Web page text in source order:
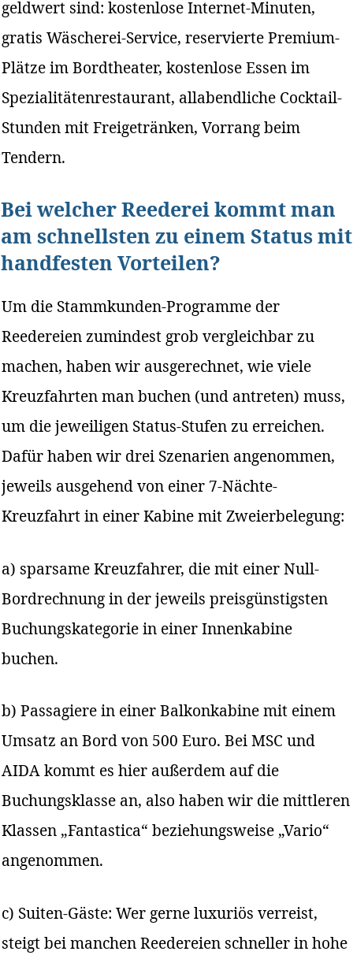
geldwert sind: kostenlose Internet-Minuten,
gratis Wäscherei-Service, reservierte Premium-
Plätze im Bordtheater, kostenlose Essen im
Spezialitätenrestaurant, allabendliche Cocktail-
Stunden mit Freigetränken, Vorrang beim
Tendern.
Bei welcher Reederei kommt man
am schnellsten zu einem Status mit
handfesten Vorteilen?
Um die Stammkunden-Programme der
Reedereien zumindest grob vergleichbar zu
machen, haben wir ausgerechnet, wie viele
Kreuzfahrten man buchen (und antreten) muss,
um die jeweiligen Status-Stufen zu erreichen.
Dafür haben wir drei Szenarien angenommen,
jeweils ausgehend von einer 7-Nächte-
Kreuzfahrt in einer Kabine mit Zweierbelegung:
a) sparsame Kreuzfahrer, die mit einer Null-
Bordrechnung in der jeweils preisgünstigsten
Buchungskategorie in einer Innenkabine
buchen.
b) Passagiere in einer Balkonkabine mit einem
Umsatz an Bord von 500 Euro. Bei MSC und
AIDA kommt es hier außerdem auf die
Buchungsklasse an, also haben wir die mittleren
Klassen „Fantastica“ beziehungsweise „Vario“
angenommen.
c) Suiten-Gäste: Wer gerne luxuriös verreist,
steigt bei manchen Reedereien schneller in hohe